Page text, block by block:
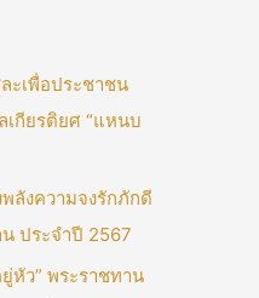
ะเพื่อประชาชน
เกียรติยศ “แหนบ
ลังความจงรักภักดี
ประจำปี 2567
หัว” พระราชทาน